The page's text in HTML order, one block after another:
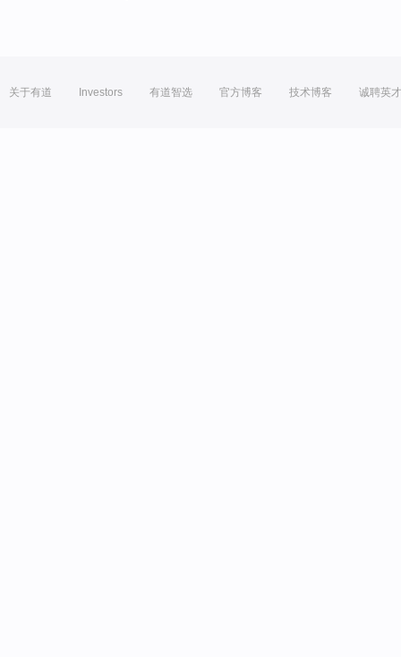
关于有道 Investors 有道智选 官方博客 技术博客 诚聘英才